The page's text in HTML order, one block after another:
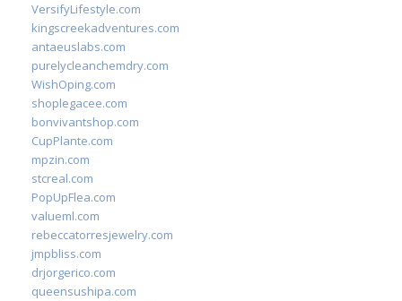
VersifyLifestyle.com
kingscreekadventures.com
antaeuslabs.com
purelycleanchemdry.com
WishOping.com
shoplegacee.com
bonvivantshop.com
CupPlante.com
mpzin.com
stcreal.com
PopUpFlea.com
valueml.com
rebeccatorresjewelry.com
jmpbliss.com
drjorgerico.com
queensushipa.com